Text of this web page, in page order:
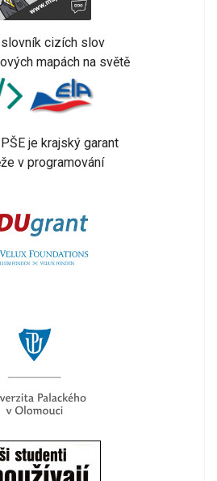
cizích slov
mapách na světě
je krajský garant
v programování